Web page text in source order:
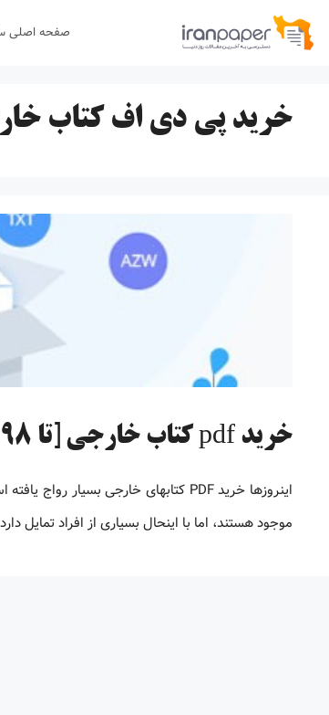
پرش
صفحه اصلی
خرید پی دی اف کتاب
خرید pdf کتاب خارجی [تا 98% تخفیف]
موجود هستند، اما با اینحال بسیاری از افراد